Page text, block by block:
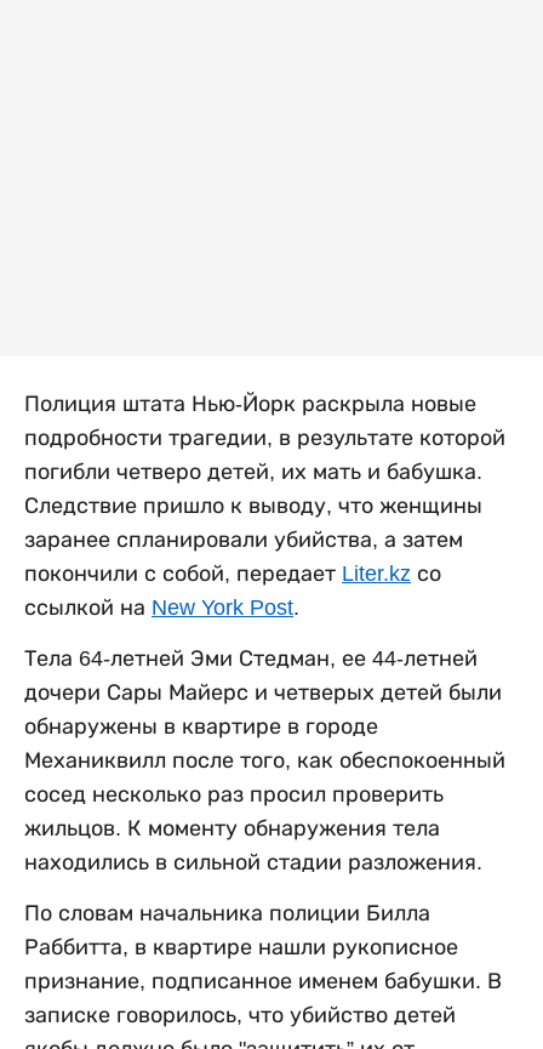
Полиция штата Нью-Йорк раскрыла новые
подробности трагедии, в результате которой
погибли четверо детей, их мать и бабушка.
Следствие пришло к выводу, что женщины
заранее спланировали убийства, а затем
покончили с собой, передает Liter.kz со
ссылкой на New York Post.
Тела 64-летней Эми Стедман, ее 44-летней
дочери Сары Майерс и четверых детей были
обнаружены в квартире в городе
Механиквилл после того, как обеспокоенный
сосед несколько раз просил проверить
жильцов. К моменту обнаружения тела
находились в сильной стадии разложения.
По словам начальника полиции Билла
Раббитта, в квартире нашли рукописное
признание, подписанное именем бабушки. В
записке говорилось, что убийство детей